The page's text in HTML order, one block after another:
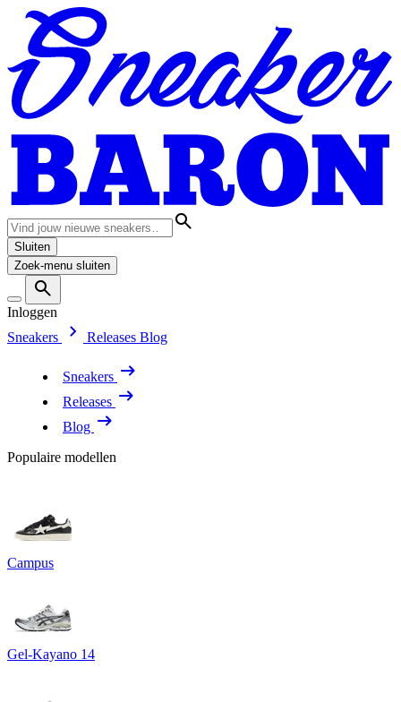
Sluiten
Zoek-menu sluiten
Inloggen
Sneakers
Releases Blog
Sneakers
Releases
Blog
Populaire modellen
Campus
Gel-Kayano 14